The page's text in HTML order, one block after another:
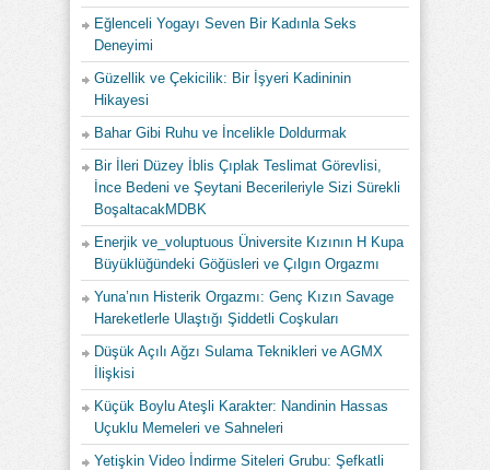
Eğlenceli Yogayı Seven Bir Kadınla Seks
Deneyimi
Güzellik ve Çekicilik: Bir İşyeri Kadininin
Hikayesi
Bahar Gibi Ruhu ve İncelikle Doldurmak
Bir İleri Düzey İblis Çıplak Teslimat Görevlisi,
İnce Bedeni ve Şeytani Becerileriyle Sizi Sürekli
BoşaltacakMDBK
Enerjik ve_voluptuous Üniversite Kızının H Kupa
Büyüklüğündeki Göğüsleri ve Çılgın Orgazmı
Yuna’nın Histerik Orgazmı: Genç Kızın Savage
Hareketlerle Ulaştığı Şiddetli Coşkuları
Düşük Açılı Ağzı Sulama Teknikleri ve AGMX
İlişkisi
Küçük Boylu Ateşli Karakter: Nandinin Hassas
Uçuklu Memeleri ve Sahneleri
Yetişkin Video İndirme Siteleri Grubu: Şefkatli